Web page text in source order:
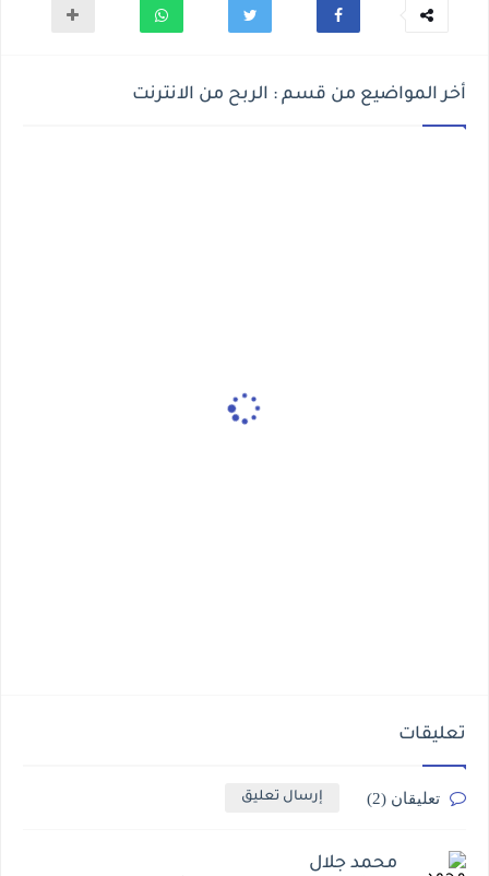
أخر المواضيع من قسم : الربح من الانترنت
تعليقات
تعليقان (2) إرسال تعليق
محمد جلال